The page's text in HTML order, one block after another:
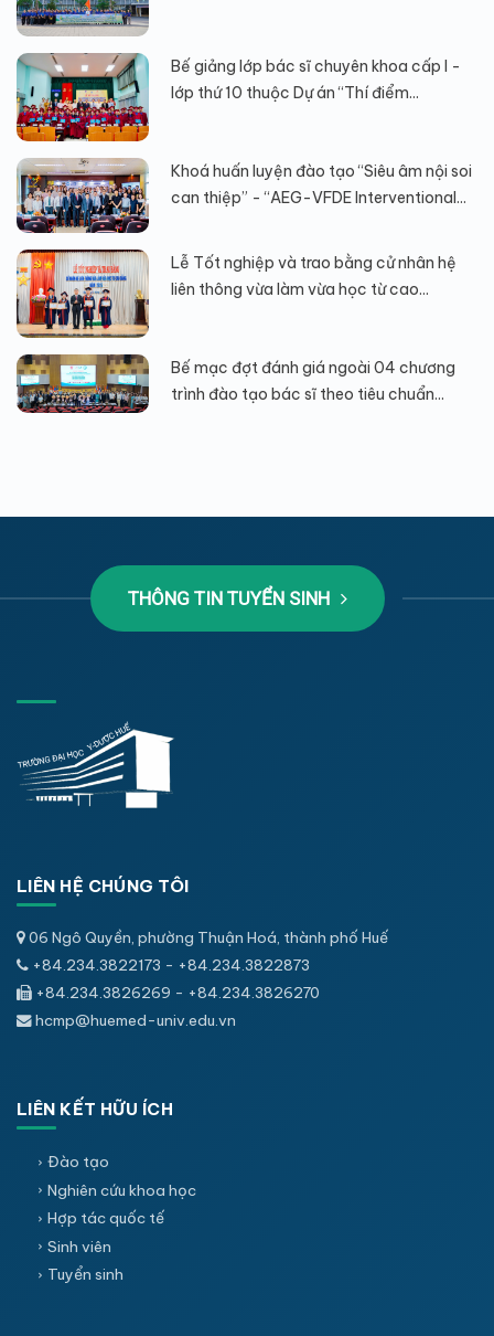
Bế giảng lớp bác sĩ chuyên khoa cấp I -
lớp thứ 10 thuộc Dự án “Thí điểm...
Khoá huấn luyện đào tạo “Siêu âm nội soi
can thiệp” - “AEG-VFDE Interventional...
Lễ Tốt nghiệp và trao bằng cử nhân hệ
liên thông vừa làm vừa học từ cao...
Bế mạc đợt đánh giá ngoài 04 chương
trình đào tạo bác sĩ theo tiêu chuẩn...
THÔNG TIN TUYỂN SINH
LIÊN HỆ CHÚNG TÔI
06 Ngô Quyền, phường Thuận Hoá, thành phố Huế
+84.234.3822173 - +84.234.3822873
+84.234.3826269 - +84.234.3826270
hcmp@huemed-univ.edu.vn
LIÊN KẾT HỮU ÍCH
Đào tạo
Nghiên cứu khoa học
Hợp tác quốc tế
Sinh viên
Tuyển sinh